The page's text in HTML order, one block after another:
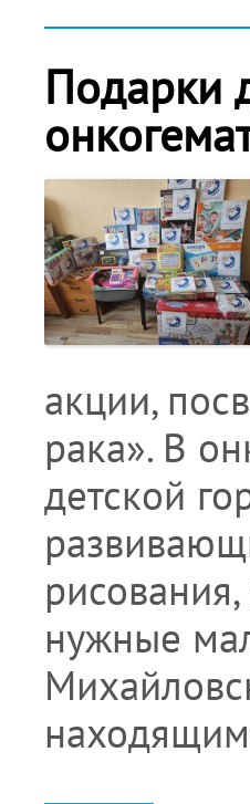
Подарки
акции,
рака». В
детской
нужные